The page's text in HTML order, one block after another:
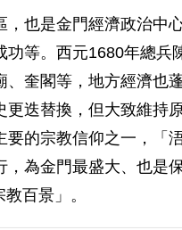
也是金門經濟政治
等。西元1680年總
奎閣等，地方經濟
迭替換，但大致維
的宗教信仰之一，
為金門最盛大、也
百景」。